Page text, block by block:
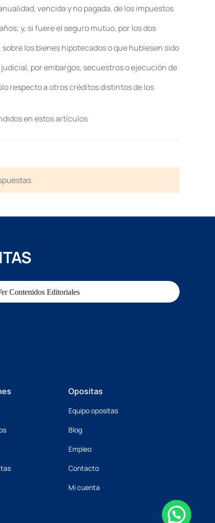
vencida y no pagada, de los impuestos
y, si fuere el seguro mutuo, por los dos
los bienes hipotecados o que hubiesen sido
por embargos, secuestros o ejecución de
respecto a otros créditos distintos de los
en estos artículos
Contenidos Editoriales
Opositas
Equipo opositas
Blog
Empleo
Contacto
Mi cuenta